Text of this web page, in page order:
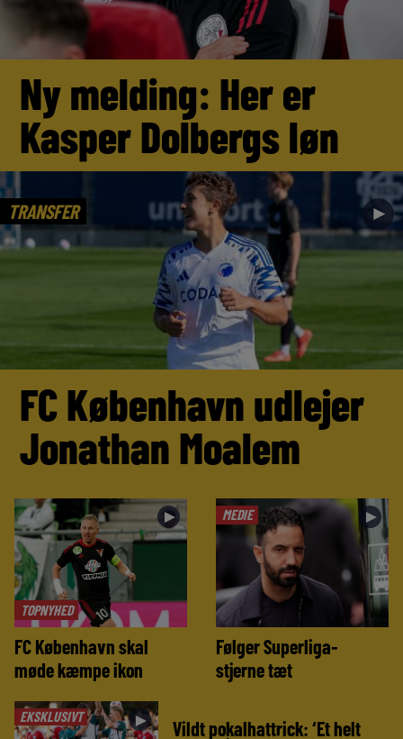
Ny melding: Her er
Kasper Dolbergs løn
TRANSFER ►
FC København udlejer
Jonathan Moalem
TOPNYHED
►
FC København skal
møde kæmpe ikon
MEDIE ►
Følger Superliga-
stjerne tæt
EKSKLUSIVT ► Vildt pokalhattrick: ‘Et helt